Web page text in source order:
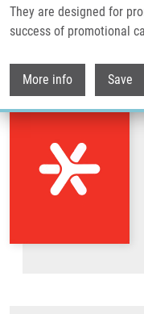
They are designed for
success of promotional
More info Save
Krupicová